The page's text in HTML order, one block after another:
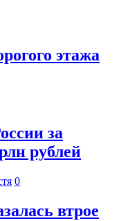
этажа
за
рублей
0
втрое